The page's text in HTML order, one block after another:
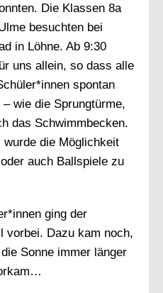
Die Klassen 8a
besuchten bei
in Löhne. Ab 9:30
uns allein, so dass alle
spontan
wie die Sprungtürme,
das Schwimmbecken.
die Möglichkeit
auch Ballspiele zu
ging der
vorbei. Dazu kam noch,
Sonne immer länger